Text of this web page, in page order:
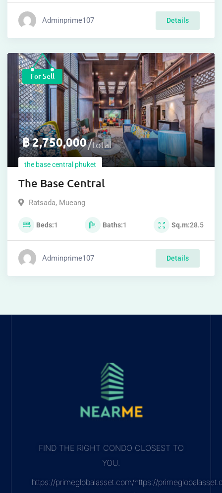
Adminprime107 Details
For Sell
฿2,750,000 total
the base central phuket
The Base Central
Ratsada, Mueang
Beds 1 Baths 1 Sq.m 28.5
Adminprime107 Details
FIND THE RIGHT CONDO CLOSEST TO
YOU.
https://primeglobalasset.com/https://